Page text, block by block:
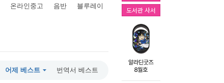
도서관 사서
온라인중고 음반 블루레이
어제 베스트 번역서 베스트